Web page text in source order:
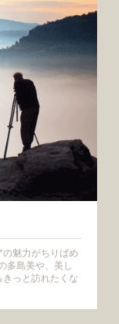
魅力がちりばめ
多島美や、美し
っと訪れたくな